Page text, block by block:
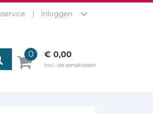
Inloggen
0 € 0,00
incl. verzendkosten